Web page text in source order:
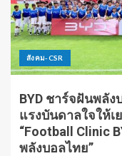
สังคม-CSR
BYD ชาร์จฝันพลั
แรงบันดาลใจให้เ
“Football Clinic
พลังบอลไทย”